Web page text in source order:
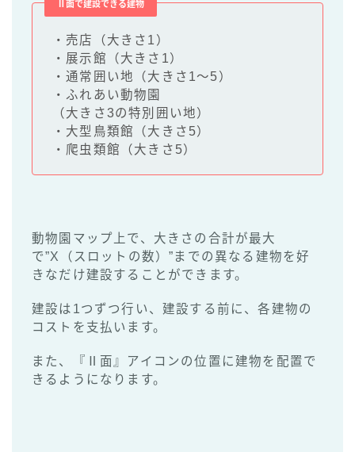
Ⅱ面で建設できる建物
・売店（大きさ1）
・展示館（大きさ1）
・通常囲い地（大きさ1～5）
・ふれあい動物園
（大きさ3の特別囲い地）
・大型鳥類館（大きさ5）
・爬虫類館（大きさ5）
動物園マップ上で、大きさの合計が最大
で”X（スロットの数）”までの異なる建物を好
きなだけ建設することができます。
建設は1つずつ行い、建設する前に、各建物の
コストを支払います。
また、『Ⅱ面』アイコンの位置に建物を配置で
きるようになります。